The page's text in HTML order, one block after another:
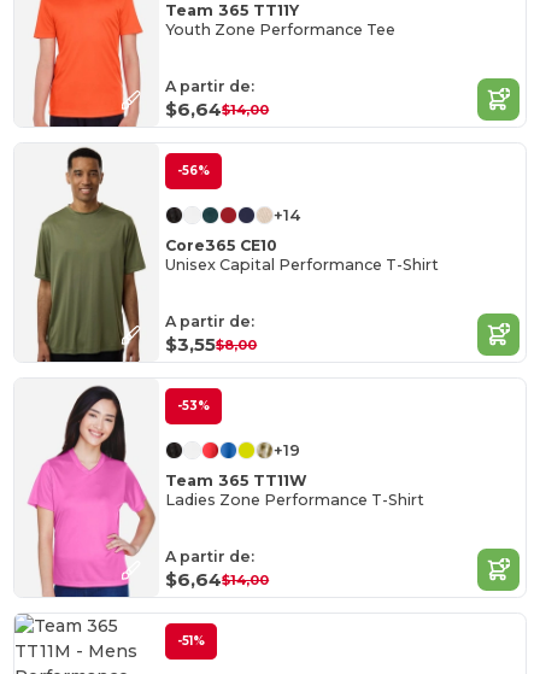
Team 365 TT11Y
Youth Zone Performance Tee
A partir de:
$6,64$14,00
-56%
+14
Core365 CE10
Unisex Capital Performance T-Shirt
A partir de:
$3,55$8,00
-53%
+19
Team 365 TT11W
Ladies Zone Performance T-Shirt
A partir de:
$6,64$14,00
-51%